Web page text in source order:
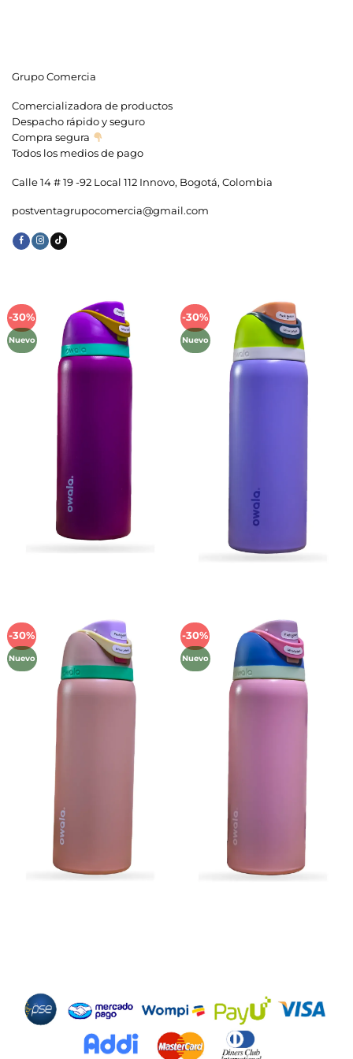
Grupo Comercia
Comercializadora de productos
Despacho rápido y seguro
Compra segura
Todos los medios de pago
Calle 14 # 19 -92 Local 112 Innovo, Bogotá, Colombia
postventagrupocomercia@gmail.com
-30%
Nuevo
Añadir
lista de
deseos
-30%
Nuevo
Añadir
lista de
deseos
-30%
Nuevo
Añadir
lista de
deseos
-30%
Nuevo
Añadir
lista de
deseos